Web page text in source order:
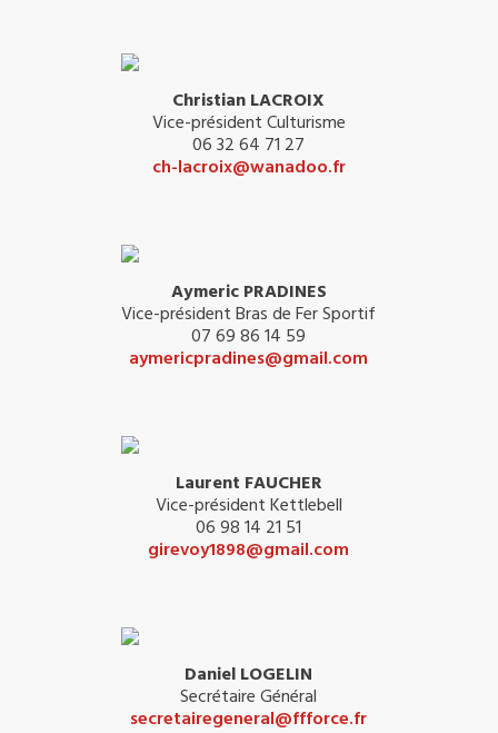
Christian LACROIX
Vice-président Culturisme
06 32 64 71 27
ch-lacroix@wanadoo.fr
Aymeric PRADINES
Vice-président Bras de Fer Sportif
07 69 86 14 59
aymericpradines@gmail.com
Laurent FAUCHER
Vice-président Kettlebell
06 98 14 21 51
girevoy1898@gmail.com
Daniel LOGELIN
Secrétaire Général
secretairegeneral@ffforce.fr